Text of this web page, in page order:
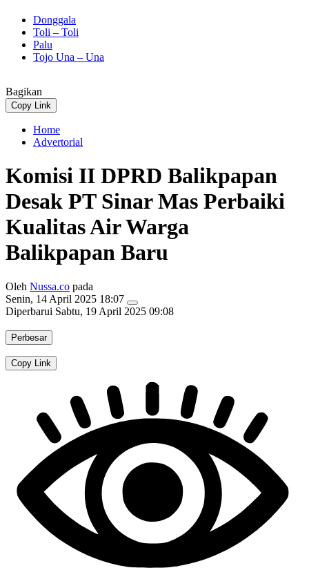
Donggala
Toli – Toli
Palu
Tojo Una – Una
Bagikan
Copy Link
Home
Advertorial
Komisi II DPRD Balikpapan
Desak PT Sinar Mas Perbaiki
Kualitas Air Warga
Balikpapan Baru
Oleh Nussa.co pada
Senin, 14 April 2025 18:07
Diperbarui Sabtu, 19 April 2025 09:08
Perbesar
Copy Link